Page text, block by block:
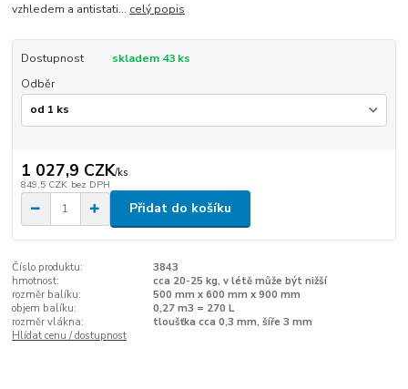
vzhledem a antistati... celý popis
Dostupnost
skladem 43 ks
Odběr
1 027,9 CZK/ks
849,5 CZK bez DPH
Přidat do košíku
Číslo produktu:
3843
hmotnost:
cca 20-25 kg, v létě může být nižší
rozměr balíku:
500 mm x 600 mm x 900 mm
objem balíku:
0,27 m3 = 270 L
rozměr vlákna:
tloušťka cca 0,3 mm, šíře 3 mm
Hlídat cenu / dostupnost